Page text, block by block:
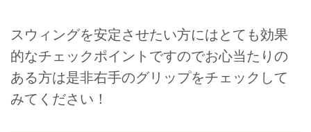
スウィングを安定させたい方にはとても効果
的なチェックポイントですのでお心当たりの
ある方は是非右手のグリップをチェックして
みてください！